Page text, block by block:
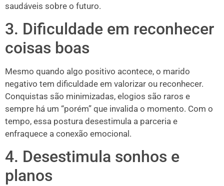
saudáveis sobre o futuro.
3. Dificuldade em reconhecer
coisas boas
Mesmo quando algo positivo acontece, o marido
negativo tem dificuldade em valorizar ou reconhecer.
Conquistas são minimizadas, elogios são raros e
sempre há um “porém” que invalida o momento. Com o
tempo, essa postura desestimula a parceria e
enfraquece a conexão emocional.
4. Desestimula sonhos e
planos